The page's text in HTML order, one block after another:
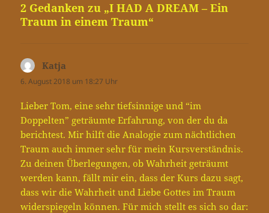
2 Gedanken zu „I HAD A DREAM – Ein
Traum in einem Traum“
Katja
6. August 2018 um 18:27 Uhr
Lieber Tom, eine sehr tiefsinnige und “im
Doppelten” geträumte Erfahrung, von der du da
berichtest. Mir hilft die Analogie zum nächtlichen
Traum auch immer sehr für mein Kursverständnis.
Zu deinen Überlegungen, ob Wahrheit geträumt
werden kann, fällt mir ein, dass der Kurs dazu sagt,
dass wir die Wahrheit und Liebe Gottes im Traum
widerspiegeln können. Für mich stellt es sich so dar: